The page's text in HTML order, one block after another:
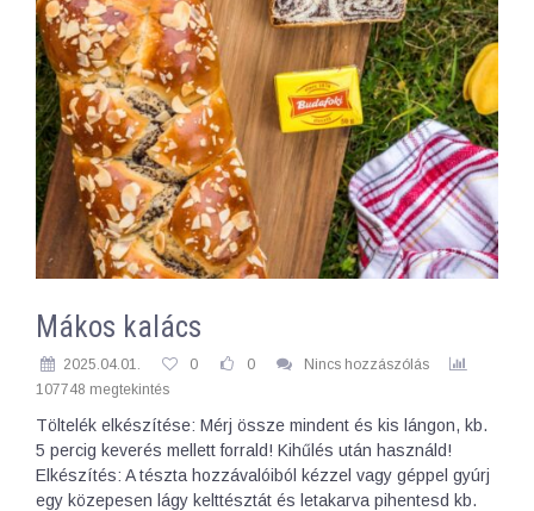
Mákos kalács
2025.04.01. 0 0
Nincs hozzászólás
107748 megtekintés
Töltelék elkészítése: Mérj össze mindent és kis lángon, kb.
5 percig keverés mellett forrald! Kihűlés után használd!
Elkészítés: A tészta hozzávalóiból kézzel vagy géppel gyúrj
egy közepesen lágy kelttésztát és letakarva pihentesd kb.